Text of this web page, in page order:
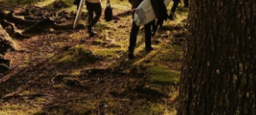
s vnějšími a vnitřními chlopněmi a
a větrací zipy s všitými vnějšími klopami a